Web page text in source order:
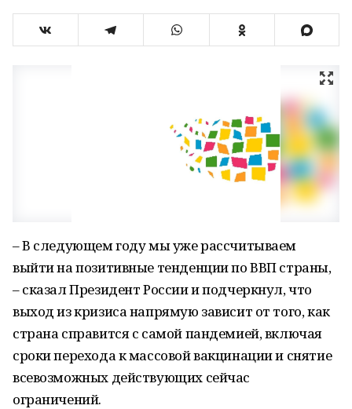
– В следующем году мы уже рассчитываем
выйти на позитивные тенденции по ВВП страны,
– сказал Президент России и подчеркнул, что
выход из кризиса напрямую зависит от того, как
страна справится с самой пандемией, включая
сроки перехода к массовой вакцинации и снятие
всевозможных действующих сейчас
ограничений.